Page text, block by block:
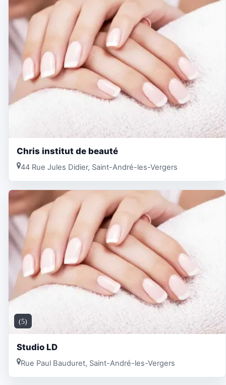
Chris institut de beauté
44 Rue Jules Didier, Saint-André-les-Vergers
(5)
Studio LD
Rue Paul Bauduret, Saint-André-les-Vergers